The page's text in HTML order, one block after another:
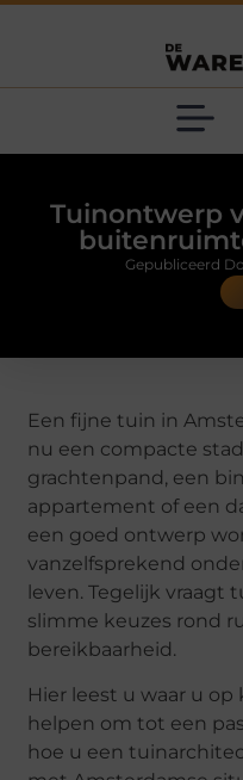
Tuinontwerp
Gepubliceerd
Een fijne tuin in
nu een compacte
grachtenpand, een
appartement of een
een goed ontwerp
vanzelfsprekend
leven. Tegelijk vraagt
slimme keuzes rond
bereikbaarheid.
Hier leest u waar u
helpen om tot een
hoe u een